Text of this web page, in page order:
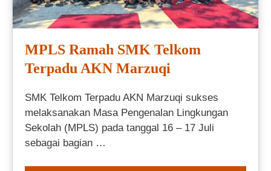
MPLS Ramah SMK Telkom
Terpadu AKN Marzuqi
SMK Telkom Terpadu AKN Marzuqi sukses
melaksanakan Masa Pengenalan Lingkungan
Sekolah (MPLS) pada tanggal 16 – 17 Juli
sebagai bagian …